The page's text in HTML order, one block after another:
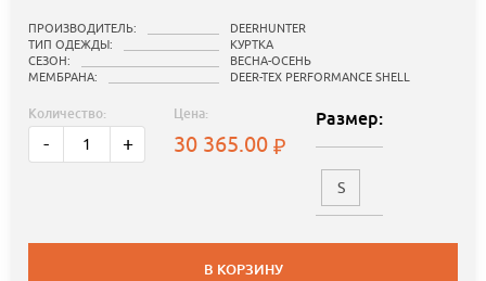
ПРОИЗВОДИТЕЛЬ:
DEERHUNTER
ТИП ОДЕЖДЫ:
КУРТКА
СЕЗОН:
ВЕСНА-ОСЕНЬ
МЕМБРАНА:
DEER-TEX PERFORMANCE SHELL
Количество:
- +
Цена:
30 365.00
Размер:
S
В КОРЗИНУ